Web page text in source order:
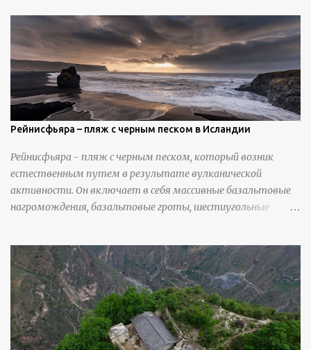
инструменты для текстурирования, чтобы точно
вылепить каждую деталь. источник
https://calvinnicholls.com/
Рейнисфьяра – пляж с черным песком в Исландии
Рейнисфьяра - пляж с черным песком, который возник
естественным путем в результате вулканической
активности. Он включает в себя массивные базальтовые
нагромождения, базальтовые гроты, шестиугольные